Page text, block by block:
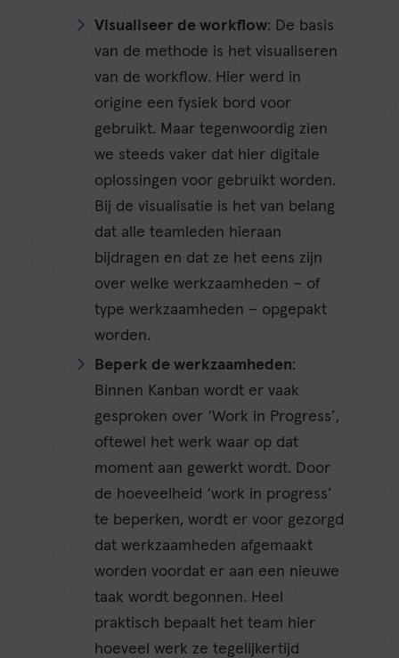
Visualiseer de workflow: De basis
van de methode is het visualiseren
van de workflow. Hier werd in
origine een fysiek bord voor
gebruikt. Maar tegenwoordig zien
we steeds vaker dat hier digitale
oplossingen voor gebruikt worden.
Bij de visualisatie is het van belang
dat alle teamleden hieraan
bijdragen en dat ze het eens zijn
over welke werkzaamheden – of
type werkzaamheden – opgepakt
worden.
Beperk de werkzaamheden:
Binnen Kanban wordt er vaak
gesproken over ‘Work in Progress’,
oftewel het werk waar op dat
moment aan gewerkt wordt. Door
de hoeveelheid ‘work in progress’
te beperken, wordt er voor gezorgd
dat werkzaamheden afgemaakt
worden voordat er aan een nieuwe
taak wordt begonnen. Heel
praktisch bepaalt het team hier
hoeveel werk ze tegelijkertijd